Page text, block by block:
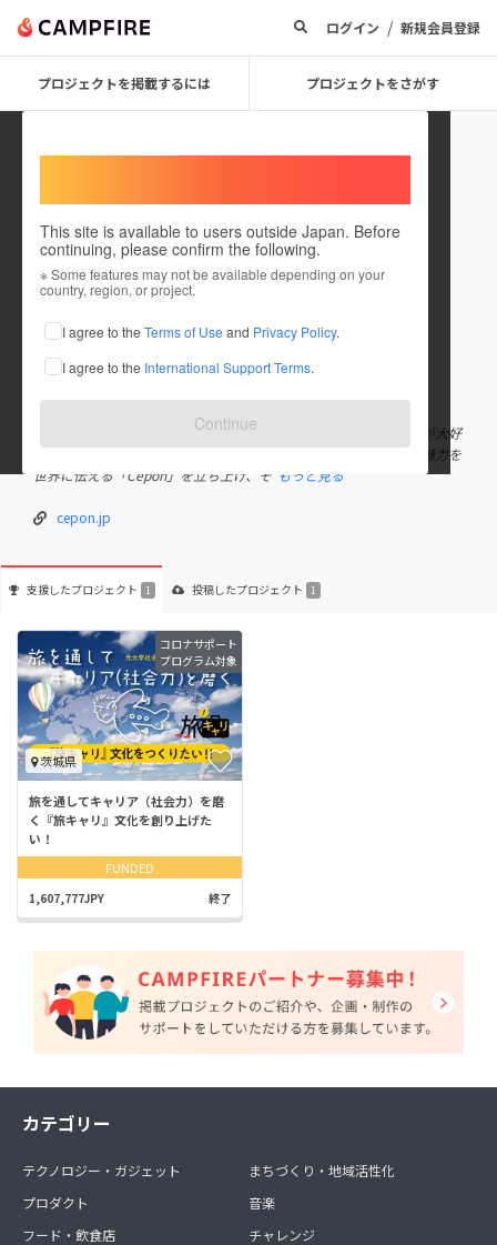
ログイン / 新規会員登録
プロジェクトを掲載するには プロジェクトをさがす
This site is available to users outside Japan. Before
continuing, please confirm the following.
※ Some features may not be available depending on your
country, region, or project.
I agree to the Terms of Use and Privacy Policy.
I agree to the International Support Terms.
Continue
Washida Rumi
これまでに1回支援して1件のプロジェクトを投稿しています
在住国：日本 現在地：茨城県
出身国：日本 出身地：茨城県
高校1年生 / CEPON株式会社代表取締役 私の夢は「世界中に日本が大好
きな人を増やすこと」です。 この夢を叶えるために、昨年日本の魅力を
世界に伝える「Cepon」を立ち上げ、そ もっと見る
cepon.jp
支援したプロジェクト 1 投稿したプロジェクト 1
コロナサポート
プログラム対象
茨城県
旅を通してキャリア（社会力）を磨
く『旅キャリ』文化を創り上げた
い！
FUNDED
1,607,777JPY 終了
カテゴリー
テクノロジー・ガジェット
プロダクト
フード・飲食店
まちづくり・地域活性化
音楽
チャレンジ